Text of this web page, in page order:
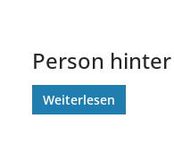
Person
Weiterlesen